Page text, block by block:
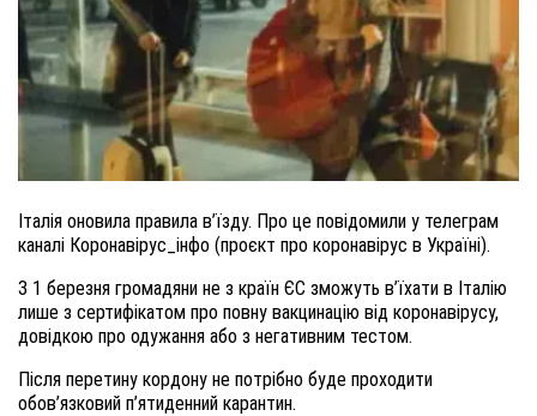
Італія оновила правила в’їзду. Про це повідомили у телеграм
каналі Коронавірус_інфо (проєкт про коронавірус в Україні).
З 1 березня громадяни не з країн ЄС зможуть в’їхати в Італію
лише з сертифікатом про повну вакцинацію від коронавірусу,
довідкою про одужання або з негативним тестом.
Після перетину кордону не потрібно буде проходити
обов’язковий п’ятиденний карантин.